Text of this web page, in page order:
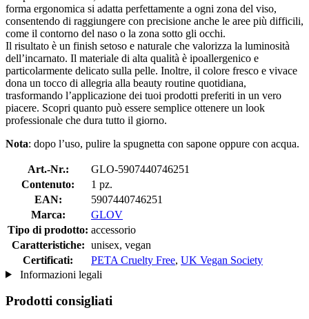
forma ergonomica si adatta perfettamente a ogni zona del viso,
consentendo di raggiungere con precisione anche le aree più difficili,
come il contorno del naso o la zona sotto gli occhi.
Il risultato è un finish setoso e naturale che valorizza la luminosità
dell’incarnato. Il materiale di alta qualità è ipoallergenico e
particolarmente delicato sulla pelle. Inoltre, il colore fresco e vivace
dona un tocco di allegria alla beauty routine quotidiana,
trasformando l’applicazione dei tuoi prodotti preferiti in un vero
piacere. Scopri quanto può essere semplice ottenere un look
professionale che dura tutto il giorno.
Nota: dopo l’uso, pulire la spugnetta con sapone oppure con acqua.
Art.-Nr.:
GLO-5907440746251
Contenuto:
1 pz.
EAN:
5907440746251
Marca:
GLOV
Tipo di prodotto: accessorio
Caratteristiche: unisex, vegan
Certificati:
PETA Cruelty Free, UK Vegan Society
Informazioni legali
Prodotti consigliati